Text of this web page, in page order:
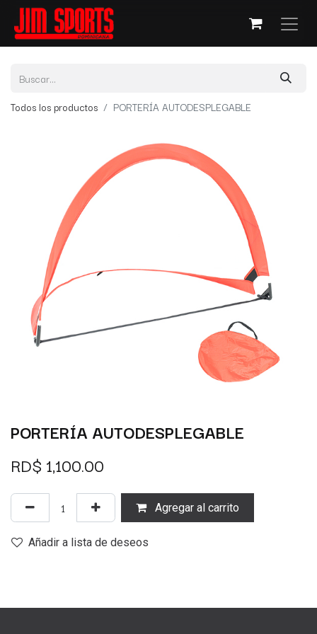
Todos los productos PORTERÍA AUTODESPLEGABLE
PORTERÍA AUTODESPLEGABLE
RD$ 1,100.00
Agregar al carrito
Añadir a lista de deseos